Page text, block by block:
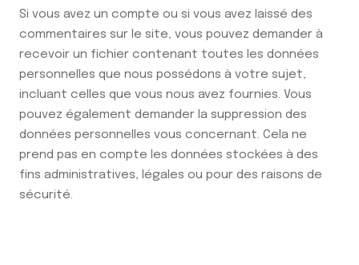
Si vous avez un compte ou si vous avez laissé des
commentaires sur le site, vous pouvez demander à
recevoir un fichier contenant toutes les données
personnelles que nous possédons à votre sujet,
incluant celles que vous nous avez fournies. Vous
pouvez également demander la suppression des
données personnelles vous concernant. Cela ne
prend pas en compte les données stockées à des
fins administratives, légales ou pour des raisons de
sécurité.